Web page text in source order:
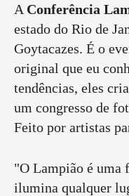
A Conferência
estado do Rio de
Goytacazes. É o
original que eu
tendências, eles
um congresso de
Feito por artistas
"O Lampião é uma
ilumina qualquer